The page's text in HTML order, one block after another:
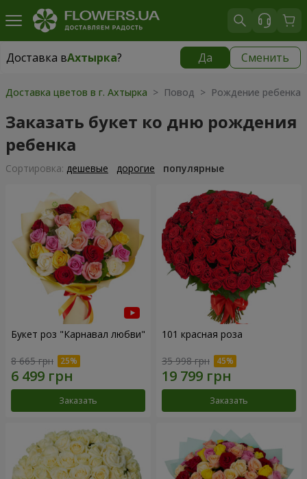
Доставка вАхтырка? Да Сменить
Доставка вАхтырка|
Доставка цветов в г. Ахтырка > Повод > Рождение ребенка
Заказать букет ко дню рождения
ребенка
Cортировка: дешевые дорогие популярные
Букет роз "Карнавал любви"
8 665 грн
Заказать
101 красная роза
35 998 грн
Заказать